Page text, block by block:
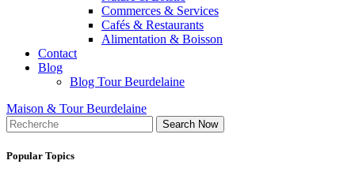
Commerces & Services
Cafés & Restaurants
Alimentation & Boisson
Contact
Blog
Blog Tour Beurdelaine
Maison & Tour Beurdelaine
Search Now
Popular Topics